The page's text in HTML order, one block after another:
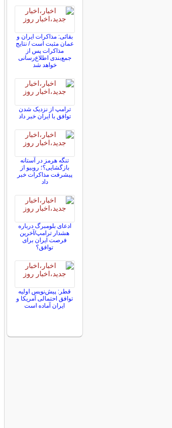
بقائی: مذاکرات ایران و
عمان مثبت است / نتایج
مذاکرات پس از
جمع‌بندی اطلاع‌رسانی
خواهد شد
ترامپ از نزدیک شدن
توافق با ایران خبر داد
تنگه هرمز در آستانه
بازگشایی؟؛ روبیو از
پیشرفت مذاکرات خبر
داد
ادعای بلومبرگ درباره
هشدار ترامپ/آخرین
فرصت ایران برای
توافق؟
قطر: پیش‌نویس اولیه
توافق احتمالی آمریکا و
ایران آماده است